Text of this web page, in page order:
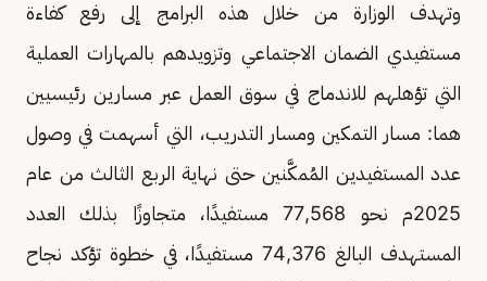
وتهدف الوزارة من خلال هذه البرامج إلى رفع كفاءة
مستفيدي الضمان الاجتماعي وتزويدهم بالمهارات العملية
التي تؤهلهم للاندماج في سوق العمل عبر مسارين رئيسيين
هما: مسار التمكين ومسار التدريب، التي أسهمت في وصول
عدد المستفيدين المُمكَّنين حتى نهاية الربع الثالث من عام
2025م نحو 77,568 مستفيدًا، متجاوزًا بذلك العدد
المستهدف البالغ 74,376 مستفيدًا، في خطوة تؤكد نجاح